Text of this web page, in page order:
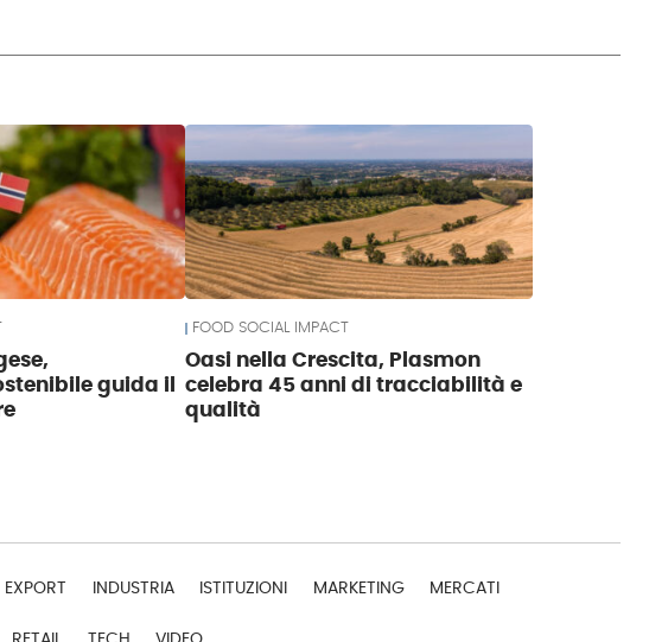
guida il
FOOD SOCIAL IMPACT
Oasi nella Crescita, Plasmon
celebra 45 anni di tracciabilità e
qualità
EXPORT INDUSTRIA ISTITUZIONI MARKETING MERCATI